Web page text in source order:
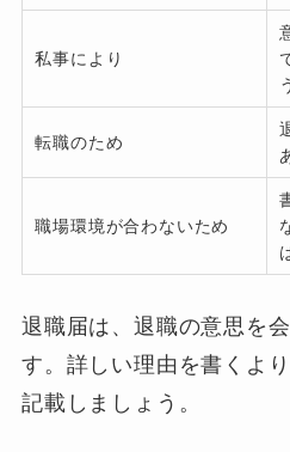
私事により
転職のため
職場環境が合わないため
退職届は、退職の意思を
す。詳しい理由を書くよ
記載しましょう。